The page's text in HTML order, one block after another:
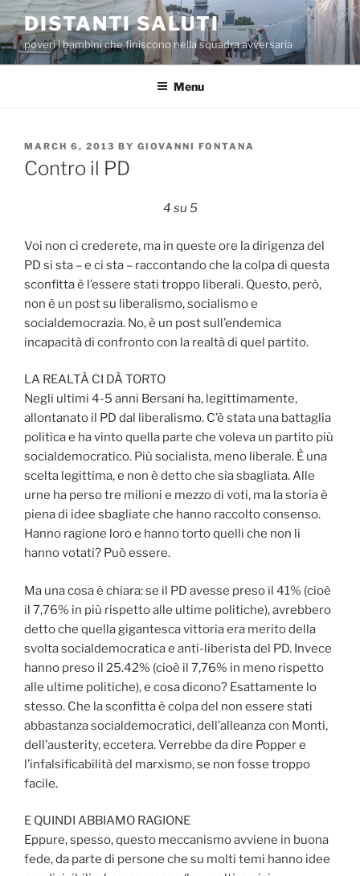
Skip
to
content
DISTANTI SALUTI
poveri i bambini che finiscono nella squadra avversaria
Menu
POSTED
ON
MARCH 6, 2013 BY GIOVANNI FONTANA
Contro il PD
4 su 5
Voi non ci crederete, ma in queste ore la dirigenza del
PD si sta – e ci sta – raccontando che la colpa di questa
sconfitta è l’essere stati troppo liberali. Questo, però,
non è un post su liberalismo, socialismo e
socialdemocrazia. No, è un post sull’endemica
incapacità di confronto con la realtà di quel partito.
LA REALTÀ CI DÀ TORTO
Negli ultimi 4-5 anni Bersani ha, legittimamente,
allontanato il PD dal liberalismo. C’è stata una battaglia
politica e ha vinto quella parte che voleva un partito più
socialdemocratico. Più socialista, meno liberale. È una
scelta legittima, e non è detto che sia sbagliata. Alle
urne ha perso tre milioni e mezzo di voti, ma la storia è
piena di idee sbagliate che hanno raccolto consenso.
Hanno ragione loro e hanno torto quelli che non li
hanno votati? Può essere.
Ma una cosa è chiara: se il PD avesse preso il 41% (cioè
il 7,76% in più rispetto alle ultime politiche), avrebbero
detto che quella gigantesca vittoria era merito della
svolta socialdemocratica e anti-liberista del PD. Invece
hanno preso il 25.42% (cioè il 7,76% in meno rispetto
alle ultime politiche), e cosa dicono? Esattamente lo
stesso. Che la sconfitta è colpa del non essere stati
abbastanza socialdemocratici, dell’alleanza con Monti,
dell’austerity, eccetera. Verrebbe da dire Popper e
l’infalsificabilità del marxismo, se non fosse troppo
facile.
E QUINDI ABBIAMO RAGIONE
Eppure, spesso, questo meccanismo avviene in buona
fede, da parte di persone che su molti temi hanno idee